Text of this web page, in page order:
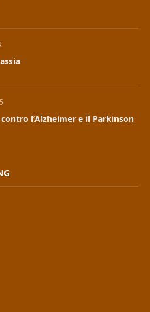
l’Alzheimer e il Parkinson